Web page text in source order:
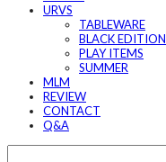
URVS
TABLEWARE
BLACK EDITION
PLAY ITEMS
SUMMER
MLM
REVIEW
CONTACT
Q&A